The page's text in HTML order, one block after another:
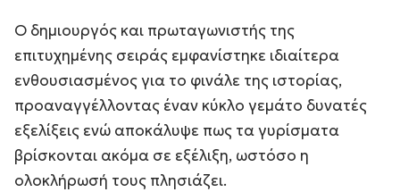
Ο δημιουργός και πρωταγωνιστής της
επιτυχημένης σειράς εμφανίστηκε ιδιαίτερα
ενθουσιασμένος για το φινάλε της ιστορίας,
προαναγγέλλοντας έναν κύκλο γεμάτο δυνατές
εξελίξεις ενώ αποκάλυψε πως τα γυρίσματα
βρίσκονται ακόμα σε εξέλιξη, ωστόσο η
ολοκλήρωσή τους πλησιάζει.